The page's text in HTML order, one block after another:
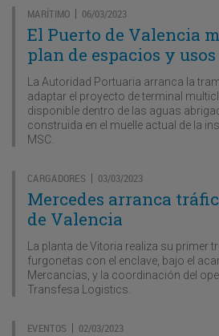
MARÍTIMO | 06/03/2023
El Puerto de Valencia
plan de espacios y usos
La Autoridad Portuaria arranca la
adaptar el proyecto de terminal
disponible dentro de las aguas
construida en el muelle actual de la
MSC.
CARGADORES | 03/03/2023
Mercedes arranca
de Valencia
La planta de Vitoria realiza su primer
furgonetas con el enclave, bajo el
Mercancías, y la coordinación del
Transfesa Logistics.
EVENTOS | 02/03/2023